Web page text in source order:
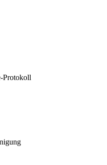
Protokoll